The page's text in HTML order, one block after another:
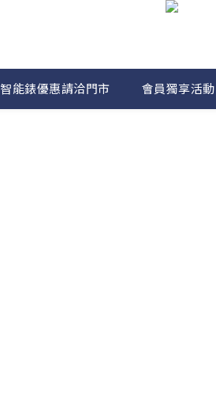
智能錶優惠請洽門市 會員獨享活動